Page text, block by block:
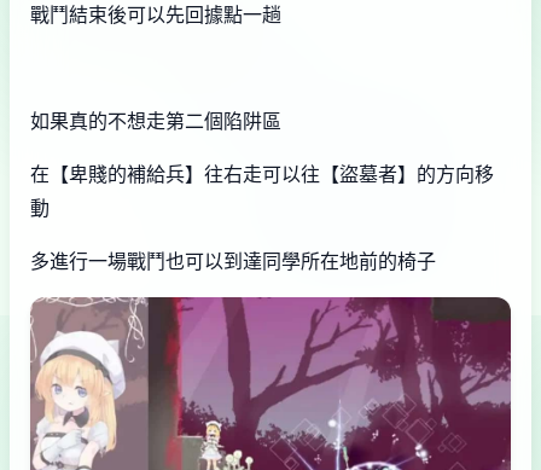
戰鬥結束後可以先回據點一趟
如果真的不想走第二個陷阱區
在【卑賤的補給兵】往右走可以往【盜墓者】的方向移
動
多進行一場戰鬥也可以到達同學所在地前的椅子